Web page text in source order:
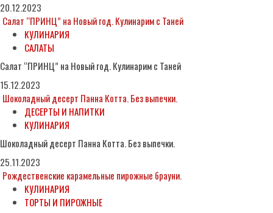
20.12.2023
Салат “ПРИНЦ” на Новый год. Кулинарим с Таней
КУЛИНАРИЯ
САЛАТЫ
Салат “ПРИНЦ” на Новый год. Кулинарим с Таней
15.12.2023
Шоколадный десерт Панна Котта. Без выпечки.
ДЕСЕРТЫ И НАПИТКИ
КУЛИНАРИЯ
Шоколадный десерт Панна Котта. Без выпечки.
25.11.2023
Рождественские карамельные пирожные брауни.
КУЛИНАРИЯ
ТОРТЫ И ПИРОЖНЫЕ